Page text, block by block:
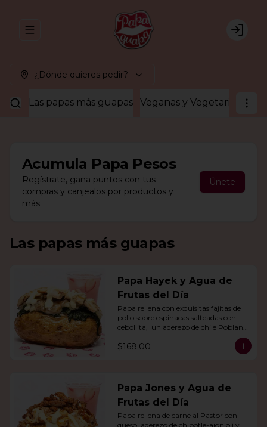
Abrir menu de navegación Login
¿Dónde quieres pedir?
Las papas más guapas Veganas y Vegetarianas
Acumula Papa Pesos
Regístrate, gana puntos con tus
compras y canjealos por productos y
más
Únete
Las papas más guapas
Papa Hayek y Agua de
Frutas del Día
Papa rellena con exquisitas fajitas de
pollo sobre espinacas salteadas con
cebollita,  un aderezo de chile Poblano.
$168.00
Papa Jones y Agua de
Frutas del Día
Papa rellena de carne al Pastor con
queso, aderezo de chipotle-ajonjolí y